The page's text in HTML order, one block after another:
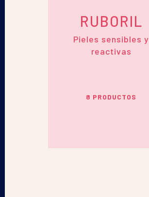
El laboratorio
RUBORIL
Pieles sensibles y
reactivas
8 PRODUCTOS